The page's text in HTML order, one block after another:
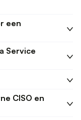
een
Service
CISO en